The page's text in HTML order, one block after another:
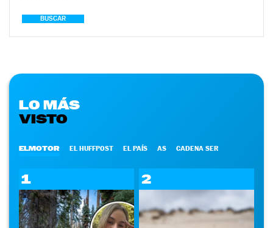
BUSCAR
LO MÁS
VISTO
ELMOTOR EL HUFFPOST EL PAÍS AS CADENA SER
1 2